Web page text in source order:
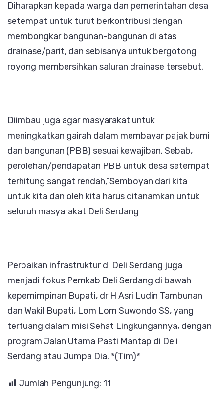
Diharapkan kepada warga dan pemerintahan desa
setempat untuk turut berkontribusi dengan
membongkar bangunan-bangunan di atas
drainase/parit, dan sebisanya untuk bergotong
royong membersihkan saluran drainase tersebut.
Diimbau juga agar masyarakat untuk
meningkatkan gairah dalam membayar pajak bumi
dan bangunan (PBB) sesuai kewajiban. Sebab,
perolehan/pendapatan PBB untuk desa setempat
terhitung sangat rendah,”Semboyan dari kita
untuk kita dan oleh kita harus ditanamkan untuk
seluruh masyarakat Deli Serdang
Perbaikan infrastruktur di Deli Serdang juga
menjadi fokus Pemkab Deli Serdang di bawah
kepemimpinan Bupati, dr H Asri Ludin Tambunan
dan Wakil Bupati, Lom Lom Suwondo SS, yang
tertuang dalam misi Sehat Lingkungannya, dengan
program Jalan Utama Pasti Mantap di Deli
Serdang atau Jumpa Dia. *(Tim)*
Jumlah Pengunjung: 11